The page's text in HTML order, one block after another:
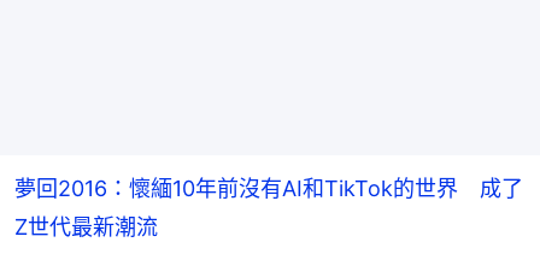
夢回2016：懷緬10年前沒有AI和TikTok的世界 成了
Z世代最新潮流